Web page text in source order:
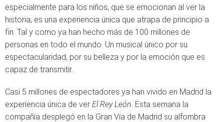
especialmente para los niños, que se emocionan al ver la
historia, es una experiencia única que atrapa de principio a
fin. Tal y como ya han hecho más de 100 millones de
personas en todo el mundo. Un musical único por su
espectacularidad, por su belleza y por la emoción que es
capaz de transmitir.
Casi 5 millones de espectadores ya han vivido en Madrid la
experiencia única de ver El Rey León . Esta semana la
compañía desplegó en la Gran Vía de Madrid su alfombra